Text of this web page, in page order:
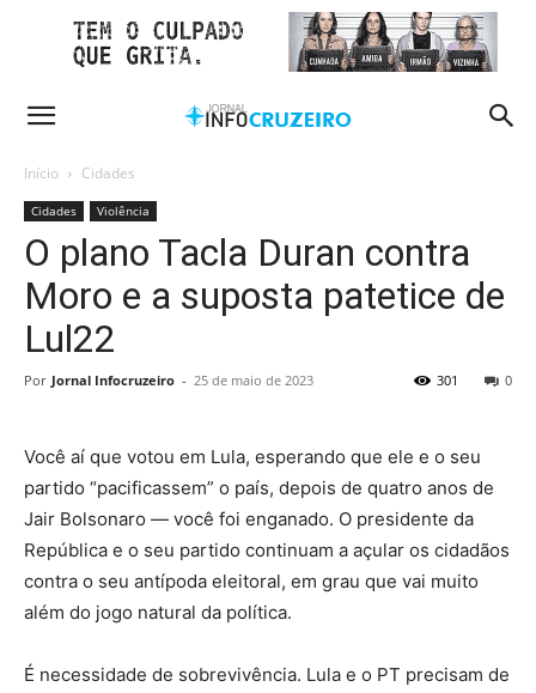
Início Cidades
Cidades Violência
O plano Tacla Duran contra
Moro e a suposta patetice de
Lul22
Por Jornal Infocruzeiro - 25 de maio de 2023 0
301
Você aí que votou em Lula, esperando que ele e o seu
partido “pacificassem” o país, depois de quatro anos de
Jair Bolsonaro — você foi enganado. O presidente da
República e o seu partido continuam a açular os cidadãos
contra o seu antípoda eleitoral, em grau que vai muito
além do jogo natural da política.
É necessidade de sobrevivência. Lula e o PT precisam de